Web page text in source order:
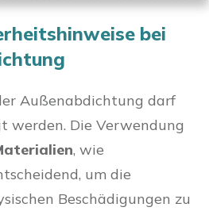
bei
Außenabdichtung darf
werden. Die Verwendung
, wie
um die
Beschädigungen zu